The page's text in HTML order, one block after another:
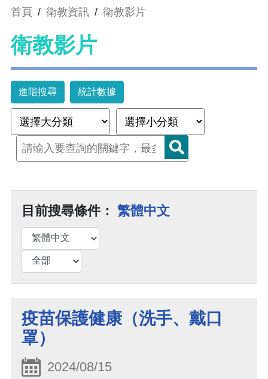
首頁 / 衛教資訊 / 衛教影片
衛教影片
進階搜尋 統計數據
目前搜尋條件： 繁體中文
疫苗保護健康（洗手、戴口
罩）
2024/08/15